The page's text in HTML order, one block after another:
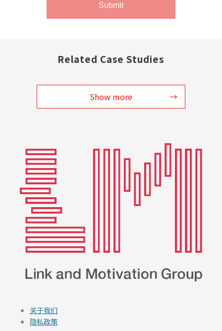
Related Case Studies
Show more
关于我们
隐私政策